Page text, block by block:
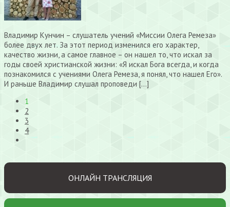
Владимир Кунчин – слушатель учений «Миссии Олега Ремеза»
более двух лет. За этот период изменился его характер,
качество жизни, а самое главное – он нашел то, что искал за
годы своей христианской жизни: «Я искал Бога всегда, и когда
познакомился с учениями Олега Ремеза, я понял, что нашел Его».
И раньше Владимир слушал проповеди […]
1
2
3
4
ОНЛАЙН ТРАНСЛЯЦИЯ